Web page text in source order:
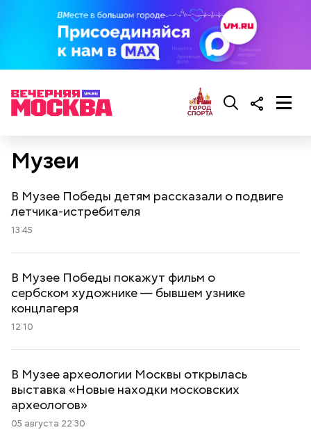
Музеи
В Музее Победы детям рассказали о подвиге
летчика-истребителя
13:45
В Музее Победы покажут фильм о
сербском художнике — бывшем узнике
концлагеря
12:10
В Музее археологии Москвы открылась
выставка «Новые находки московских
археологов»
05 августа 22:30